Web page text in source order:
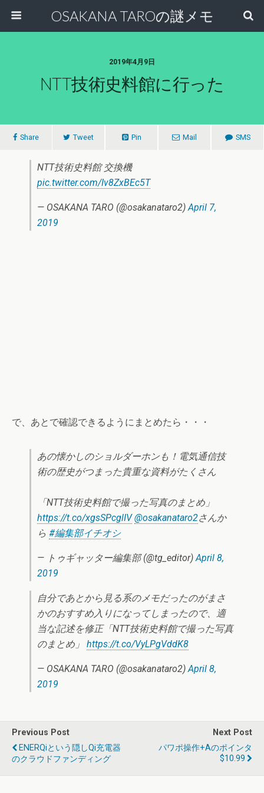
OSAKANA TAROの謎メモ
2019年4月9日
NTT技術史料館に行った
Share Tweet Pin Mail SMS
NTT技術史料館 交換機
pic.twitter.com/Iv8ZxBEc5T
— OSAKANA TARO (@osakanataro2)April 7,
2019
で、あとで確認できるようにまとめたら・・・
あの懐かしのショルダーホンも！電気通信技
術の歴史がつまった貴重な資料がたくさん
「NTT技術史料館で撮った写真のまとめ」
https://t.co/xgsSPcglIV @osakanataro2さんか
ら #編集部イチオシ
— トゥギャッター編集部 (@tg_editor)April 8,
2019
自分であとから見る系のメモだったのがまさ
かのおすすめ入りになってしまったので、適
当な記述を修正「NTT技術史料館で撮った写真
のまとめ」 https://t.co/VyLPgVddK8
— OSAKANA TARO (@osakanataro2)April 8,
2019
Previous Post
ENERQiという隠しQi充電器
のクラウドファンディング
Next Post
パワポ操作+αのポインタ
$10.99